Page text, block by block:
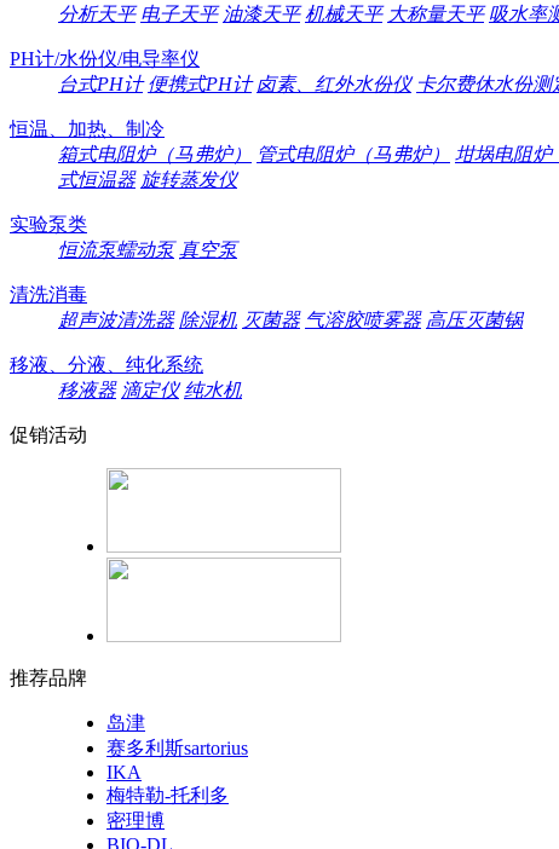
分析天平 电子天平 油漆天平 机械天平 大称量天平 吸水率
PH计/水份仪/电导率仪
台式PH计 便携式PH计 卤素、红外水份仪 卡尔费休水份测
恒温、加热、制冷
箱式电阻炉（马弗炉）
管式电阻炉（马弗炉） 坩埚电阻炉
式恒温器 旋转蒸发仪
实验泵类
恒流泵蠕动泵 真空泵
清洗消毒
超声波清洗器 除湿机 灭菌器 气溶胶喷雾器 高压灭菌锅
移液、分液、纯化系统
移液器 滴定仪 纯水机
促销活动
推荐品牌
岛津
赛多利斯sartorius
IKA
梅特勒-托利多
密理博
BIO-DL